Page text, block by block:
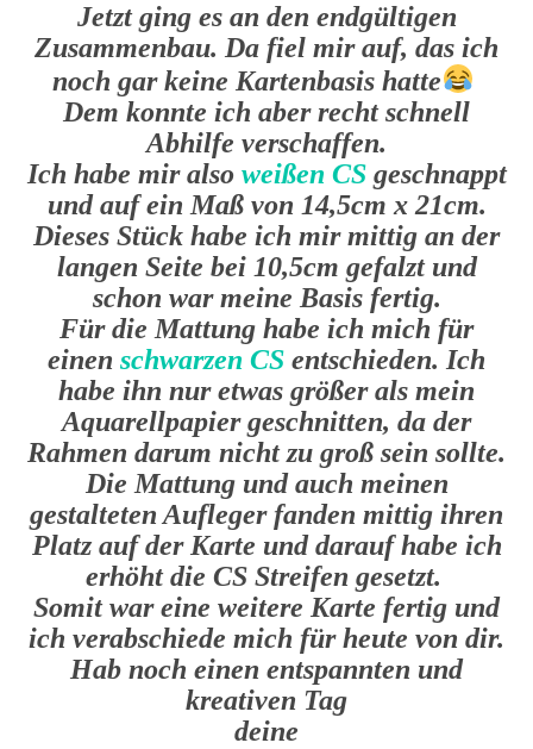
Jetzt ging es an den endgültigen
Zusammenbau. Da fiel mir auf, das ich
noch gar keine Kartenbasis hatte
Dem konnte ich aber recht schnell
Abhilfe verschaffen.
Ich habe mir also weißen CSgeschnappt
und auf ein Maß von 14,5cm x 21cm.
Dieses Stück habe ich mir mittig an der
langen Seite bei 10,5cm gefalzt und
schon war meine Basis fertig.
Für die Mattung habe ich mich für
einen schwarzen CS entschieden. Ich
habe ihn nur etwas größer als mein
Aquarellpapier geschnitten, da der
Rahmen darum nicht zu groß sein sollte.
Die Mattung und auch meinen
gestalteten Aufleger fanden mittig ihren
Platz auf der Karte und darauf habe ich
erhöht die CS Streifen gesetzt.
Somit war eine weitere Karte fertig und
ich verabschiede mich für heute von dir.
Hab noch einen entspannten und
kreativen Tag
deine